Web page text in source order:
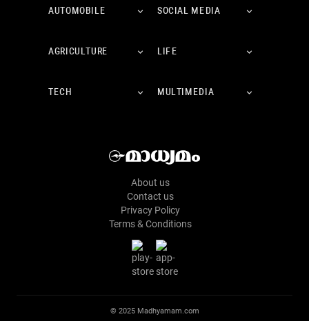
AUTOMOBILE SOCIAL MEDIA
AGRICULTURE LIFE
TECH MULTIMEDIA
About us
Contact us
Privacy Policy
Terms & Conditions
© 2025 Madhyamam.com